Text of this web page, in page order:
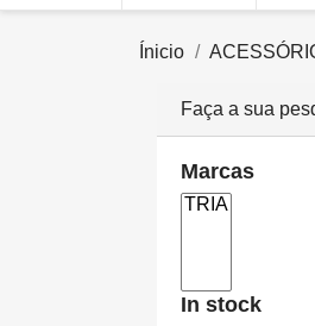
Ínicio
Faça a sua
Marcas
In stock